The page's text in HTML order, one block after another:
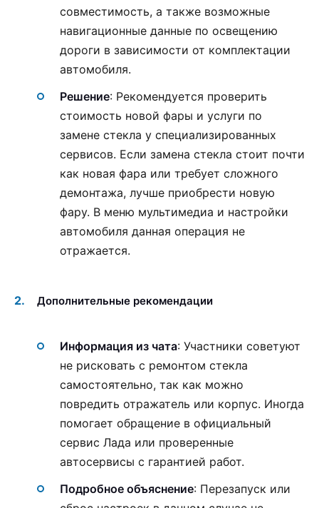
совместимость, а также возможные
навигационные данные по освещению
дороги в зависимости от комплектации
автомобиля.
Решение: Рекомендуется проверить
стоимость новой фары и услуги по
замене стекла у специализированных
сервисов. Если замена стекла стоит почти
как новая фара или требует сложного
демонтажа, лучше приобрести новую
фару. В меню мультимедиа и настройки
автомобиля данная операция не
отражается.
Дополнительные рекомендации
Информация из чата: Участники советуют
не рисковать с ремонтом стекла
самостоятельно, так как можно
повредить отражатель или корпус. Иногда
помогает обращение в официальный
сервис Лада или проверенные
автосервисы с гарантией работ.
Подробное объяснение: Перезапуск или